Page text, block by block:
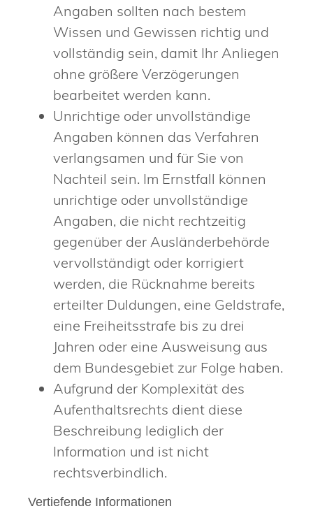
Angaben sollten nach bestem
Wissen und Gewissen richtig und
vollständig sein, damit Ihr Anliegen
ohne größere Verzögerungen
bearbeitet werden kann.
Unrichtige oder unvollständige
Angaben können das Verfahren
verlangsamen und für Sie von
Nachteil sein. Im Ernstfall können
unrichtige oder unvollständige
Angaben, die nicht rechtzeitig
gegenüber der Ausländerbehörde
vervollständigt oder korrigiert
werden, die Rücknahme bereits
erteilter Duldungen, eine Geldstrafe,
eine Freiheitsstrafe bis zu drei
Jahren oder eine Ausweisung aus
dem Bundesgebiet zur Folge haben.
Aufgrund der Komplexität des
Aufenthaltsrechts dient diese
Beschreibung lediglich der
Information und ist nicht
rechtsverbindlich.
Vertiefende Informationen